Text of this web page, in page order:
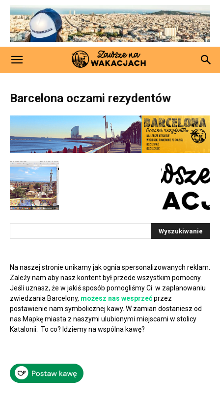
Barcelona oczami rezydentów
Na naszej stronie unikamy jak ognia spersonalizowanych reklam.
Zależy nam aby nasz kontent był przede wszystkim pomocny.
Jeśli uznasz, że w jakiś sposób pomogliśmy Ci w zaplanowaniu
zwiedzania Barcelony, możesz nas wesprzećprzez
postawienie nam symbolicznej kawy. W zamian dostaniesz od
nas Mapkę miasta z naszymi ulubionymi miejscami w stolicy
Katalonii. To co? Idziemy na wspólna kawę?